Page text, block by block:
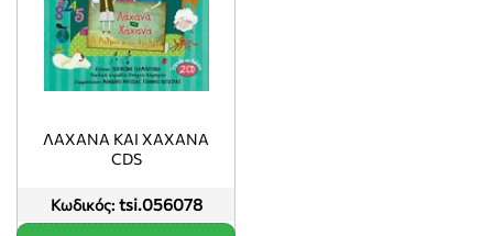
Κωδικός: tsi.056078
ΛΑΧΑΝΑ ΚΑΙ ΧΑΧΑΝΑ
CDS